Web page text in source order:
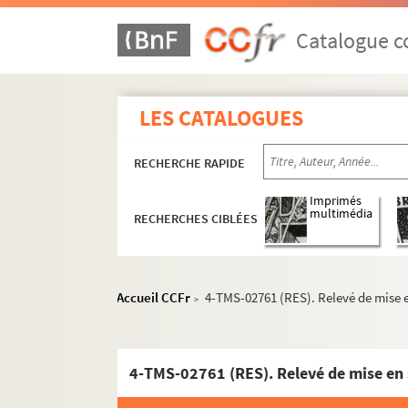
Catalogue
LES CATALOGUES
RECHERCHE RAPIDE
RECHERCHES CIBLÉES
Imprimés
multimédia
Accueil CCFr > 4-TMS-02761 (RES). Relevé de mise
4-TMS-02761 (RES). Relevé de mise en
Henri Gréjois, Gualbert Guinchard. Sa
Félix Duquesnel, André Barde. Sa fille... :
Jules Mary. Sabre au clair ! : drame en 5
Robert Bodet. Sacré chouchou : vaudeville
Pierre Wolff. Sacré Léonce ! : pièce en 3
Pierre Wolff, André Birabeau. Une sacrée
Gaston Devore. La sacrifiée : pièce en 3
Lucien Descaves, Fernand Nozière. La
Edmond Sée. Saison d'amour : comédie en 3
Saint-Granier, Paul Briquet. Le saladier du